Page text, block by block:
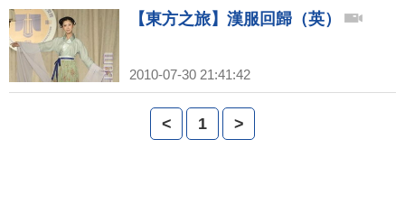
【東方之旅】漢服回歸（英）
2010-07-30 21:41:42
< 1 >